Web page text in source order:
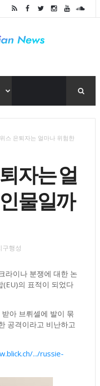
스 은퇴자는 얼마나 위험한
자는 얼
물일까
구행성
라이나 분쟁에 대한 논
(EU)의 표적이 되었다
아 브뤼셀에 발이 묶
공격이라고 비난하고
.../russie-